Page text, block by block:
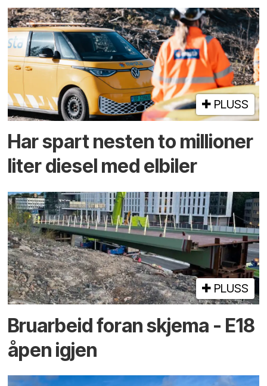
PLUSS
Har spart nesten to millioner
liter diesel med elbiler
PLUSS
Bruarbeid foran skjema - E18
åpen igjen